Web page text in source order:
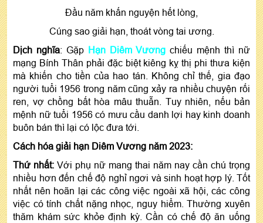
Đầu năm khấn nguyện hết lòng,
Cúng sao giải hạn, thoát vòng tai ương.
Dịch nghĩa: Gặp Hạn Diêm Vương chiếu mệnh thì nữ
mạng Bính Thân phải đặc biệt kiêng kỵ thị phi thưa kiện
mà khiến cho tiền của hao tán. Không chỉ thế, gia đạo
người tuổi 1956 trong năm cũng xảy ra nhiều chuyện rối
ren, vợ chồng bất hòa mâu thuẫn. Tuy nhiên, nếu bản
mệnh nữ tuổi 1956 có mưu cầu danh lợi hay kinh doanh
buôn bán thì lại có lộc đưa tới.
Cách hóa giải hạn Diêm Vương năm 2023:
Thứ nhất: Với phụ nữ mang thai năm nay cần chú trọng
nhiều hơn đến chế độ nghỉ ngơi và sinh hoạt hợp lý. Tốt
nhất nên hoãn lại các công việc ngoài xã hội, các công
việc có tính chất nặng nhọc, nguy hiểm. Thường xuyên
thăm khám sức khỏe định kỳ. Cần có chế độ ăn uống